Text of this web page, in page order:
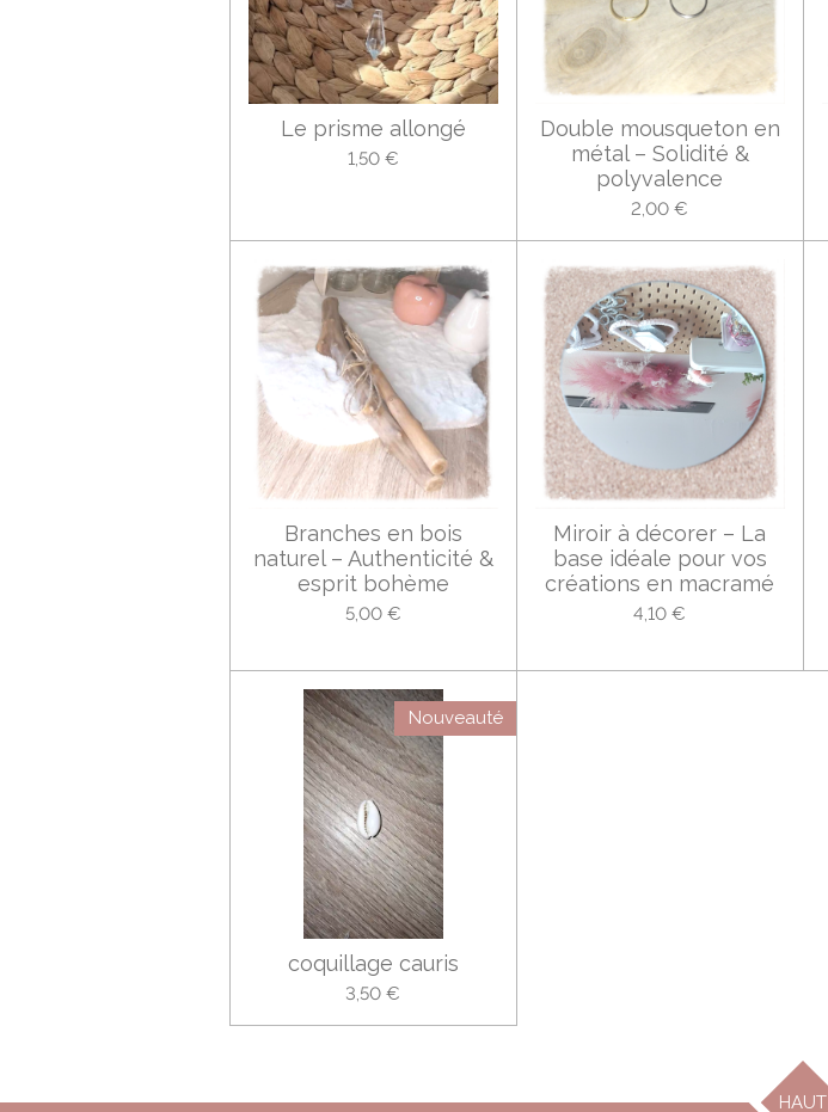
Le prisme allongé
1,50 €
Double mousqueton en
métal – Solidité &
polyvalence
2,00 €
Branches en bois
naturel – Authenticité &
esprit bohème
5,00 €
Miroir à décorer – La
base idéale pour vos
créations en macramé
4,10 €
Nouveauté
coquillage cauris
3,50 €
HAUT